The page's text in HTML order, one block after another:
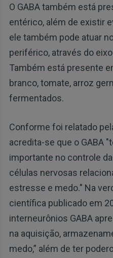
O GABA também está
entérico, além de existir
ele também pode atuar
periférico, através do
Também está presente
branco, tomate, arroz
fermentados.
Conforme foi relatado
acredita-se que o GABA
importante no controle
células nervosas
estresse e medo." Na
científica publicado em
interneurônios GABA
na aquisição,
medo,” além de ter